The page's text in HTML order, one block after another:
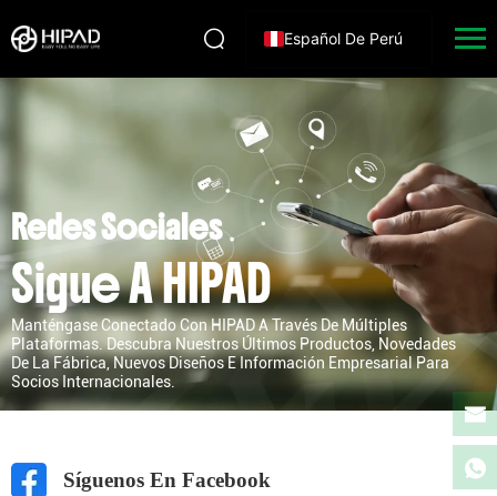
Español De Perú
Redes Sociales
Sigue A HIPAD
Manténgase Conectado Con HIPAD A Través De Múltiples
Plataformas. Descubra Nuestros Últimos Productos, Novedades
De La Fábrica, Nuevos Diseños E Información Empresarial Para
Socios Internacionales.
Síguenos En Facebook